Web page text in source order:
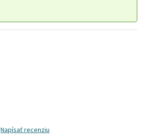
Napísať recenziu